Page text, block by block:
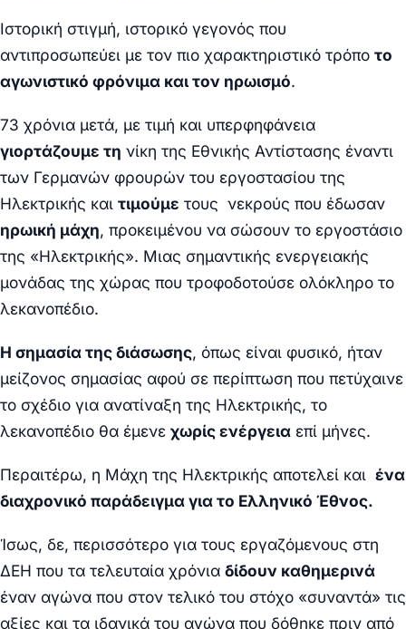
Ιστορική στιγμή, ιστορικό γεγονός που
αντιπροσωπεύει με τον πιο χαρακτηριστικό τρόπο το
αγωνιστικό φρόνιμα και τον ηρωισμό.
73 χρόνια μετά, με τιμή και υπερφηφάνεια
γιορτάζουμε τη νίκη της Εθνικής Αντίστασης έναντι
των Γερμανών φρουρών του εργοστασίου της
Ηλεκτρικής και τιμούμε τους νεκρούς που έδωσαν
ηρωική μάχη, προκειμένου να σώσουν το εργοστάσιο
της «Ηλεκτρικής». Μιας σημαντικής ενεργειακής
μονάδας της χώρας που τροφοδοτούσε ολόκληρο το
λεκανοπέδιο.
Η σημασία της διάσωσης, όπως είναι φυσικό, ήταν
μείζονος σημασίας αφού σε περίπτωση που πετύχαινε
το σχέδιο για ανατίναξη της Ηλεκτρικής, το
λεκανοπέδιο θα έμενε χωρίς ενέργεια επί μήνες.
Περαιτέρω, η Μάχη της Ηλεκτρικής αποτελεί και ένα
διαχρονικό παράδειγμα για το Ελληνικό Έθνος.
Ίσως, δε, περισσότερο για τους εργαζόμενους στη
ΔΕΗ που τα τελευταία χρόνια δίδουν καθημερινά
έναν αγώνα που στον τελικό του στόχο «συναντά» τις
αξίες και τα ιδανικά του αγώνα που δόθηκε πριν από